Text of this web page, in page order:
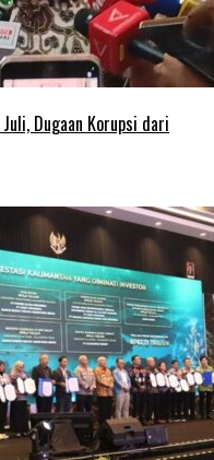
Dugaan Korupsi dari